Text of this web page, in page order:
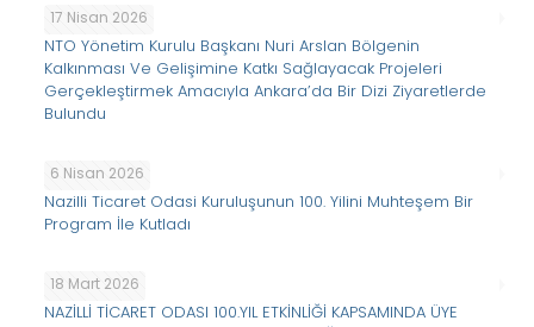
17 Nisan 2026
NTO Yönetim Kurulu Başkanı Nuri Arslan Bölgenin
Kalkınması Ve Gelişimine Katkı Sağlayacak Projeleri
Gerçekleştirmek Amacıyla Ankara’da Bir Dizi Ziyaretlerde
Bulundu
6 Nisan 2026
Nazilli Ticaret Odasi Kuruluşunun 100. Yilini Muhteşem Bir
Program İle Kutladı
18 Mart 2026
NAZİLLİ TİCARET ODASI 100.YIL ETKİNLİĞİ KAPSAMINDA ÜYE